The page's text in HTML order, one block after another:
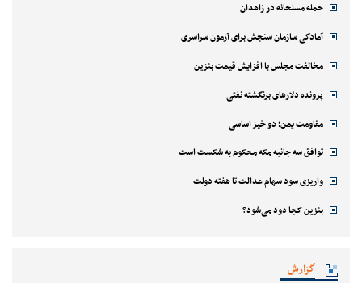
حمله مسلحانه در زاهدان
آمادگی سازمان سنجش برای آزمون سراسری
مخالفت مجلس با افزایش قیمت بنزین
پرونده دلارهای برنگشته نفتی
مقاومت یمن؛ دو خیز اساسی
توافق سه جانبه مکه محکوم به شکست است
واریزی سود سهام عدالت تا هفته دولت
بنزین کجا دود می‌شود؟
گزارش